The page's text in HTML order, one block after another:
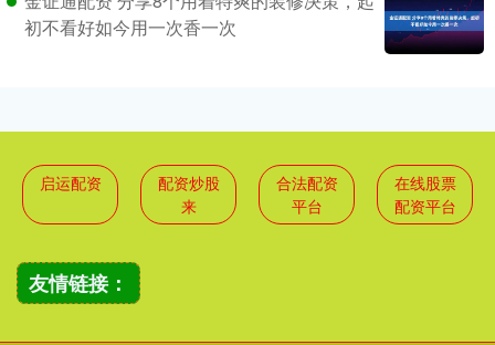
初不看好如今用一次香一次
启运配资
配资炒股
来
合法配资
平台
在线股票
配资平台
友情链接：